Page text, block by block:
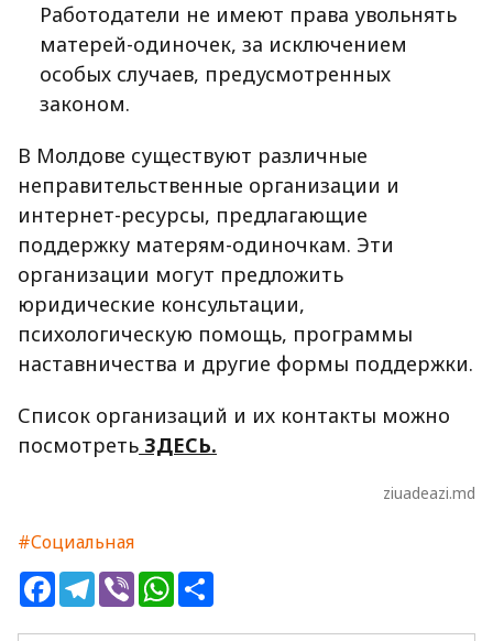
Работодатели не имеют права увольнять
матерей-одиночек, за исключением
особых случаев, предусмотренных
законом.
В Молдове существуют различные
неправительственные организации и
интернет-ресурсы, предлагающие
поддержку матерям-одиночкам. Эти
организации могут предложить
юридические консультации,
психологическую помощь, программы
наставничества и другие формы поддержки.
Список организаций и их контакты можно
посмотреть ЗДЕСЬ.
ziuadeazi.md
#Социальная
FacebookTelegram
ViberWhatsApp